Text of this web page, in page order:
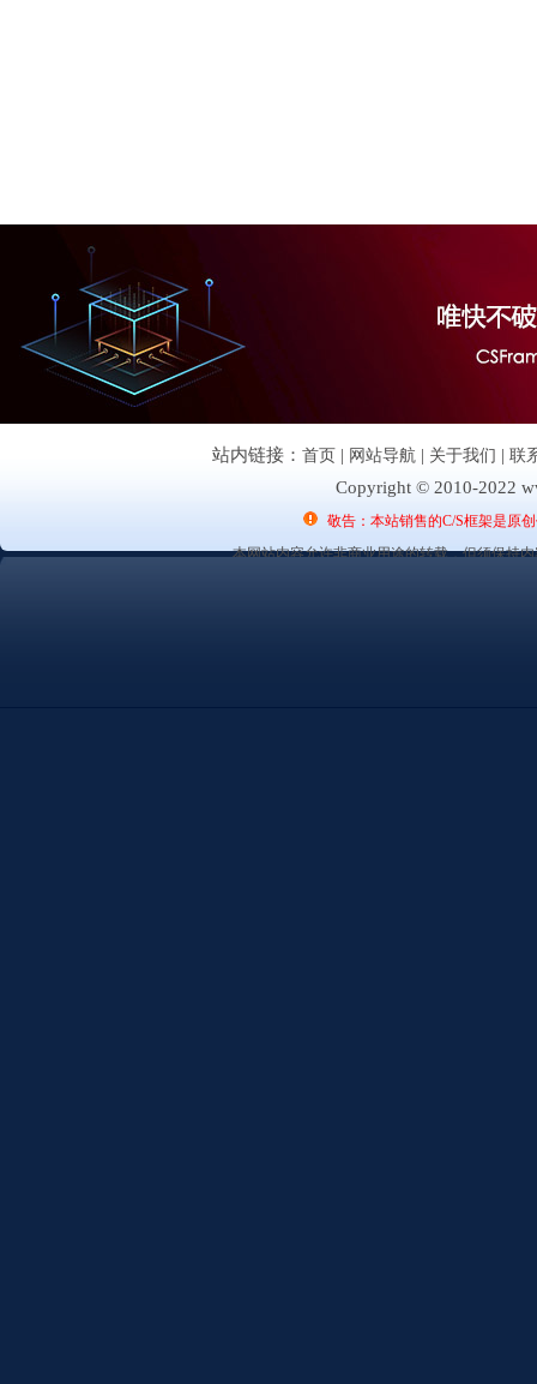
站内链接： 首页 | 网站导航 | 关于我们 | 联
Copyright © 2010-2022
敬告：本站销售的C/S框架是原
本网站内容允许非商业用途的转载，但须保持